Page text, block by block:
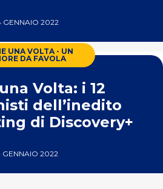
GENNAIO 2022
UNA VOLTA - UN
DA FAVOLA
Volta: i 12
dell’inedito
di Discovery+
GENNAIO 2022